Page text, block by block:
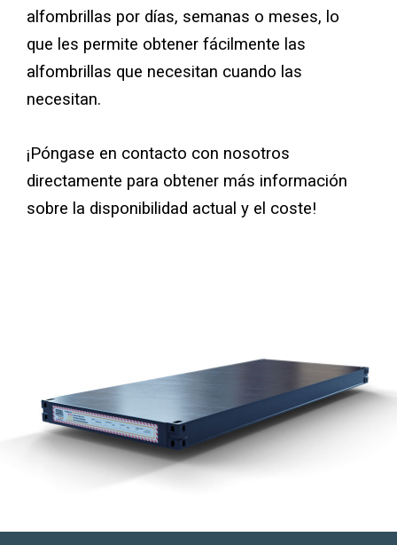
Galería
Preguntas frecuentes
Información sobre patentes
Acerca de
alfombrillas por días, semanas o meses, lo
que les permite obtener fácilmente las
alfombrillas que necesitan cuando las
necesitan.
¡Póngase en contacto con nosotros
directamente para obtener más información
sobre la disponibilidad actual y el coste!